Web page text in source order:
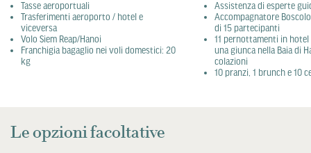
Tasse aeroportuali
Trasferimenti aeroporto / hotel e
viceversa
Volo Siem Reap/Hanoi
Franchigia bagaglio nei voli domestici: 20
kg
Assistenza di esperte
Accompagnatore
di 15 partecipanti
11 pernottamenti in hotel
una giunca nella Baia di
colazioni
10 pranzi, 1 brunch e 10
Le opzioni facoltative